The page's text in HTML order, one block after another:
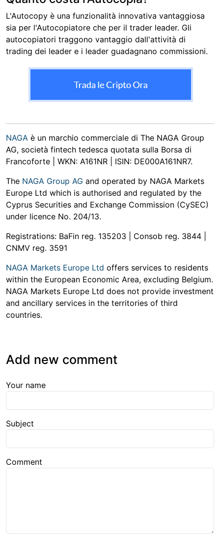
L'Autocopy è una funzionalità innovativa vantaggiosa
sia per l'Autocopiatore che per il trader leader. Gli
autocopiatori traggono vantaggio dall'attività di
trading dei leader e i leader guadagnano commissioni.
NAGA è un marchio commerciale di The NAGA Group
AG, società fintech tedesca quotata sulla Borsa di
Francoforte | WKN: A161NR | ISIN: DE000A161NR7.
The NAGA Group AG and operated by NAGA Markets
Europe Ltd which is authorised and regulated by the
Cyprus Securities and Exchange Commission (CySEC)
under licence No. 204/13.
Registrations: BaFin reg. 135203 | Consob reg. 3844 |
CNMV reg. 3591
NAGA Markets Europe Ltd offers services to residents
within the European Economic Area, excluding Belgium.
NAGA Markets Europe Ltd does not provide investment
and ancillary services in the territories of third
countries.
Add new comment
Your name
Subject
Comment